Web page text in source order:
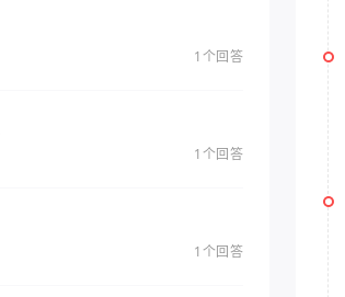
1个回答
1个回答
1个回答